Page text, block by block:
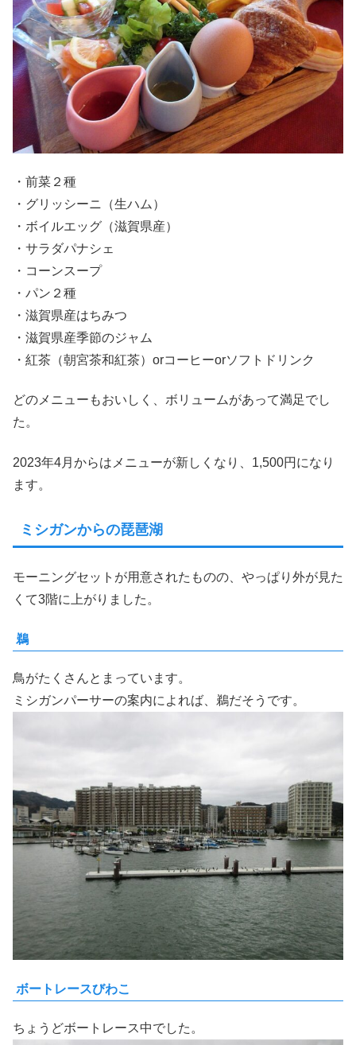
・前菜２種
・グリッシーニ（生ハム）
・ボイルエッグ（滋賀県産）
・サラダパナシェ
・コーンスープ
・パン２種
・滋賀県産はちみつ
・滋賀県産季節のジャム
・紅茶（朝宮茶和紅茶）orコーヒーorソフトドリンク
どのメニューもおいしく、ボリュームがあって満足でし
た。
2023年4月からはメニューが新しくなり、1,500円になり
ます。
ミシガンからの琵琶湖
モーニングセットが用意されたものの、やっぱり外が見た
くて3階に上がりました。
鵜
鳥がたくさんとまっています。
ミシガンパーサーの案内によれば、鵜だそうです。
ボートレースびわこ
ちょうどボートレース中でした。